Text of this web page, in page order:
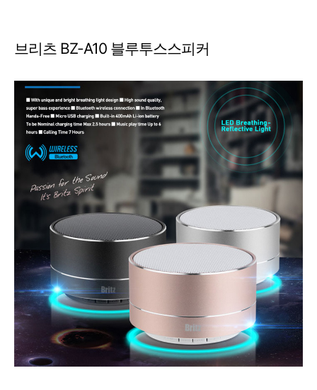
브리츠 BZ-A10 블루투스스피커